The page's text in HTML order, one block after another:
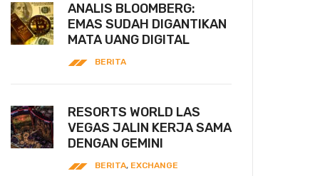
ANALIS BLOOMBERG:
EMAS SUDAH DIGANTIKAN
MATA UANG DIGITAL
BERITA
RESORTS WORLD LAS
VEGAS JALIN KERJA SAMA
DENGAN GEMINI
BERITA, EXCHANGE